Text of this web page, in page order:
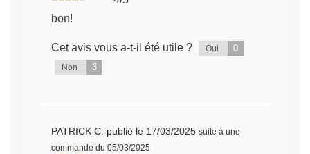
bon!
Cet avis vous a-t-il été utile ? Oui 0
Non 3
PATRICK C. publié le 17/03/2025 suite à une
commande du 05/03/2025